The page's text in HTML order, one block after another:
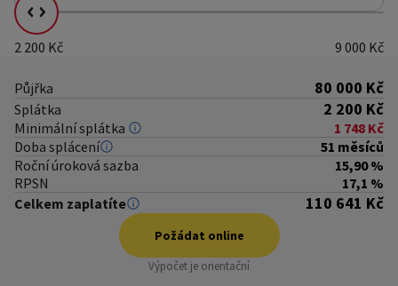
Vyberte kolik chcete splácet
2 200 Kč
9 000 Kč
Půjřka 80 000 Kč
Splátka 2 200 Kč
Minimální splátka
1 748 Kč
Doba splácení
51 měsíců
Roční úroková sazba
15,90 %
RPSN
17,1 %
Celkem zaplatíte
110 641 Kč
Požádat online
Výpočet je orientační